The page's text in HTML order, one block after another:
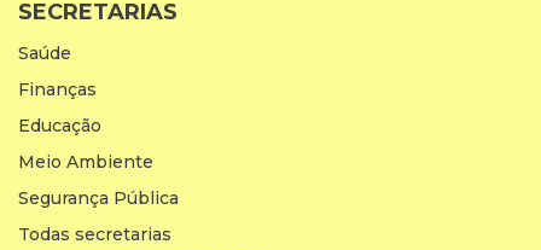
SECRETARIAS
Saúde
Finanças
Educação
Meio Ambiente
Segurança Pública
Todas secretarias